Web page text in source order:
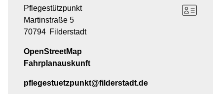
Pflegestützpunkt
Martinstraße 5
70794 Filderstadt
OpenStreetMap
Fahrplanauskunft
pflegestuetzpunkt@filderstadt.de